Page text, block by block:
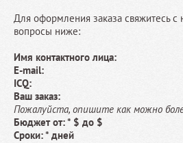
Для оформления заказа свяжитесь
вопросы ниже:
Имя контактного лица:
E-mail:
ICQ:
Ваш заказ:
Пожалуйста, опишите как можно
Бюджет от: * $ до $
Сроки: * дней